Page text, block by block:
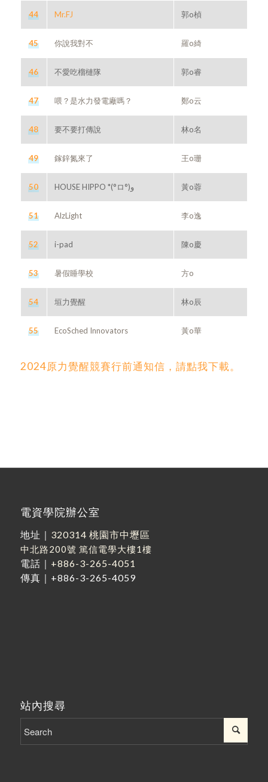
44 Mr.FJ 郭o楨
45 你說我對不 羅o綺
46 不愛吃榴槤隊 郭o睿
47 喂？是水力發電廠嗎？ 鄭o云
48 要不要打傳說 林o名
49 鎵鋅氮來了 王o珊
50 HOUSE HIPPO *(°ロ°)و​ 黃o蓉
51 AlzLight 李o逸
52 i-pad 陳o慶
53 暑假睡學校 方o
54 垣力覺醒 林o辰
55 EcoSched Innovators 黃o華
2024原力覺醒競賽行前通知信，請點我下載。
電資學院辦公室
地址｜ 320314 桃園市中壢區
中北路200號 篤信電學大樓1樓
電話｜ +886-3-265-4051
傳真｜+886-3-265-4059
站內搜尋